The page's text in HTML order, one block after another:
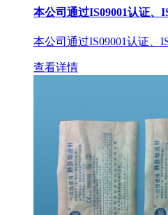
本公司通过IS09001认证、
本公司通过IS09001认证、
查看详情